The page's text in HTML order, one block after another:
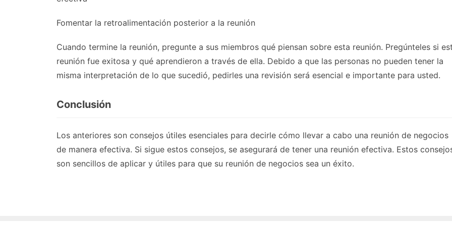
Fomentar la retroalimentación posterior a la reunión
Cuando termine la reunión, pregunte a sus miembros qué piensan sobre esta reunión. Pregúnteles si
reunión fue exitosa y qué aprendieron a través de ella. Debido a que las personas no pueden tener la
misma interpretación de lo que sucedió, pedirles una revisión será esencial e importante para usted.
Conclusión
Los anteriores son consejos útiles esenciales para decirle cómo llevar a cabo una reunión de negocios
de manera efectiva. Si sigue estos consejos, se asegurará de tener una reunión efectiva. Estos
son sencillos de aplicar y útiles para que su reunión de negocios sea un éxito.